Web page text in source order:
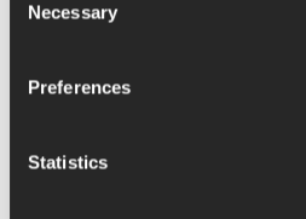
Selection
Necessary
Preferences
Statistics
Mobilität neu
Lesen Sie hier den